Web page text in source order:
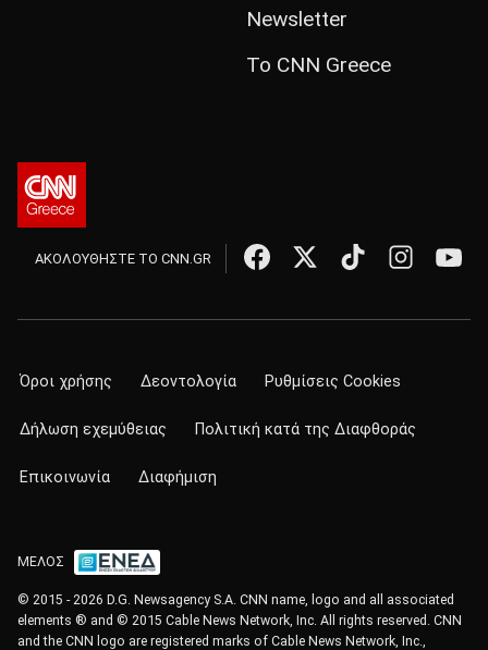
Newsletter
Το CNN Greece
ΑΚΟΛΟΥΘΗΣΤΕ ΤΟ CNN.GR
Όροι χρήσης Δεοντολογία Ρυθμίσεις Cookies
Δήλωση εχεμύθειας Πολιτική κατά της Διαφθοράς
Επικοινωνία Διαφήμιση
ΜΕΛΟΣ
© 2015 - 2026 D.G. Newsagency S.A. CNN name, logo and all associated
elements ® and © 2015 Cable News Network, Inc. All rights reserved. CNN
and the CNN logo are registered marks of Cable News Network, Inc.,